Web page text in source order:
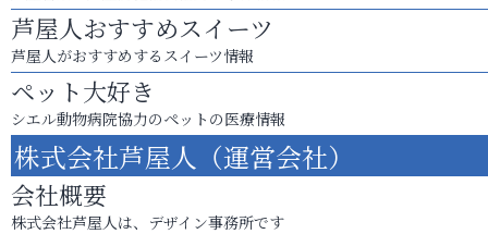
芦屋人おすすめスイーツ
芦屋人がおすすめするスイーツ情報
ペット大好き
シエル動物病院協力のペットの医療情報
株式会社芦屋人（運営会社）
会社概要
株式会社芦屋人は、デザイン事務所です